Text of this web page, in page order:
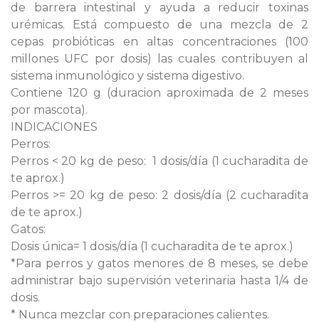
de barrera intestinal y ayuda a reducir toxinas
urémicas. Está compuesto de una mezcla de 2
cepas probióticas en altas concentraciones (100
millones UFC por dosis) las cuales contribuyen al
sistema inmunológico y sistema digestivo.
Contiene 120 g (duracion aproximada de 2 meses
por mascota).
INDICACIONES
Perros:
Perros < 20 kg de peso: 1 dosis/día (1 cucharadita de
te aprox.)
Perros >= 20 kg de peso: 2 dosis/día (2 cucharadita
de te aprox.)
Gatos:
Dosis única= 1 dosis/día (1 cucharadita de te aprox.)
*Para perros y gatos menores de 8 meses, se debe
administrar bajo supervisión veterinaria hasta 1/4 de
dosis.
* Nunca mezclar con preparaciones calientes.